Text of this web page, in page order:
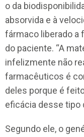
o da
absorvida e à
fármaco liberado a
do paciente. “A
infelizmente não
farmacêuticos é
deles porque é
eficácia desse tipo
Segundo ele, o